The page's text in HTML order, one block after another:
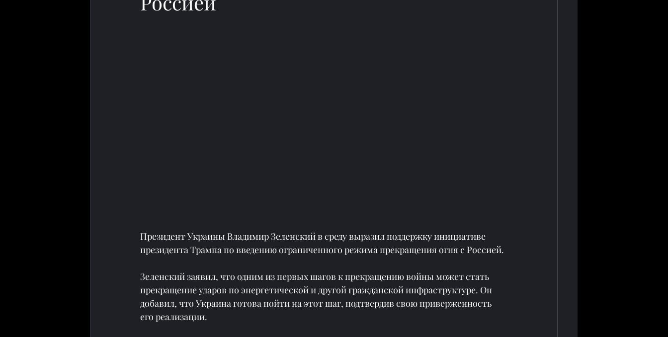
Президент Украины Владимир Зеленский в среду выразил поддержку инициативе
президента Трампа по введению ограниченного режима прекращения огня с Россией.
Зеленский заявил, что одним из первых шагов к прекращению войны может стать
прекращение ударов по энергетической и другой гражданской инфраструктуре. Он
добавил, что Украина готова пойти на этот шаг, подтвердив свою приверженность
его реализации.